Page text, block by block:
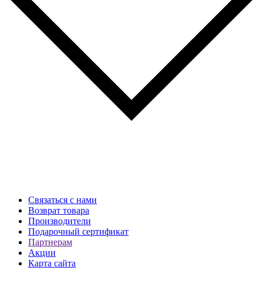
Связаться с нами
Возврат товара
Производители
Подарочный сертификат
Партнерам
Акции
Карта сайта